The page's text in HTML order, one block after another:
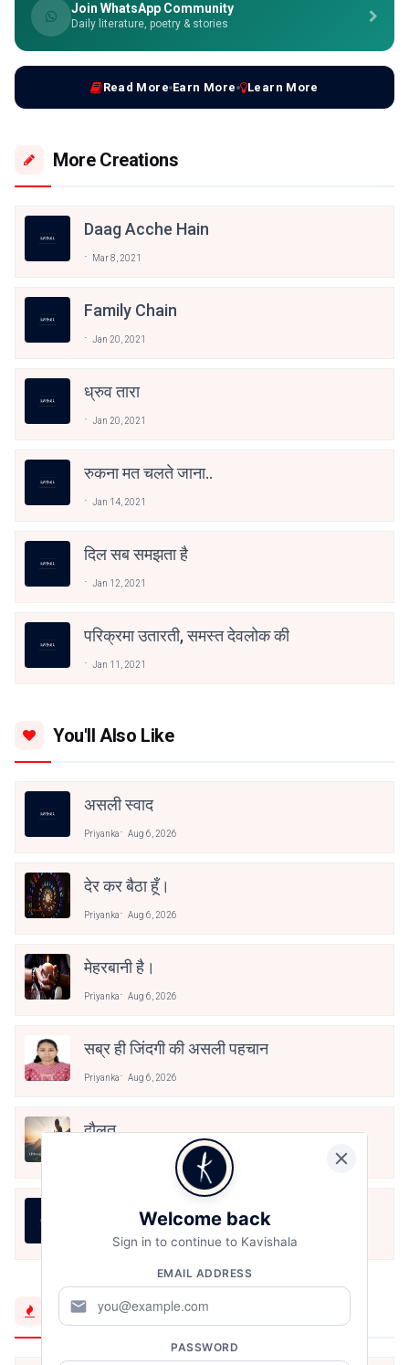
Join WhatsApp Community
Daily literature, poetry & stories
Read More Earn More Learn More
More Creations
Daag Acche Hain
Mar 8, 2021
Family Chain
Jan 20, 2021
ध्रुव तारा
Jan 20, 2021
रुकना मत चलते जाना..
Jan 14, 2021
दिल सब समझता है
Jan 12, 2021
परिक्रमा उतारती, समस्त देवलोक की
Jan 11, 2021
You'll Also Like
असली स्वाद
Priyanka Aug 6, 2026
देर कर बैठा हूँ।
Priyanka Aug 6, 2026
मेहरबानी है।
Priyanka Aug 6, 2026
सब्र ही जिंदगी की असली पहचान
Priyanka Aug 6, 2026
दौलत
Aug 6, 2026
Priyanka Aug 6, 2026
Trending Now
Welcome back
Sign in to continue to Kavishala
EMAIL ADDRESS
mail
PASSWORD